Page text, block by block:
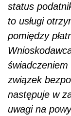
status
to usługi
pomiędzy
związek
następu­je w
uwagi na